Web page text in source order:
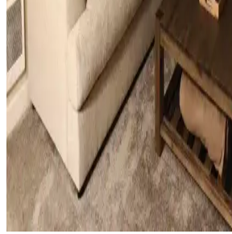
Ev Dekorasyonunda Küçük
Mekanların Kişisel ve Estetik
Ev dekorasyonunda aydınlatma, halı, sanat
uyumu gibi küçük ama etkili dokunuşlar,
estetik görünümünü önemli ölçüde değiştirir.
Küçük Oturma Odası
Katmanlama Teknikleriyle Alanı
Küçük oturma odalarında perde,
seçimleriyle denge ve katmanlama
genişletilir ve fonksiyonellik artırılır.